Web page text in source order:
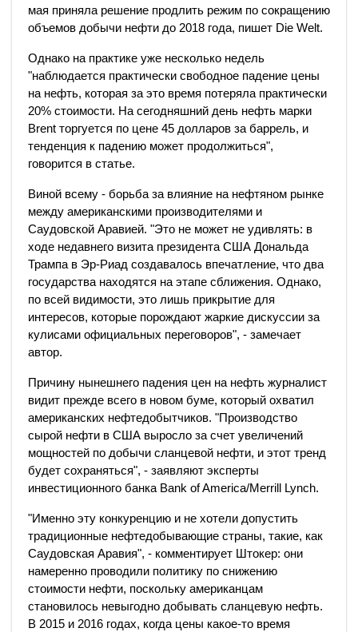
мая приняла решение продлить режим по сокращению
объемов добычи нефти до 2018 года, пишет Die Welt.
Однако на практике уже несколько недель
"наблюдается практически свободное падение цены
на нефть, которая за это время потеряла практически
20% стоимости. На сегодняшний день нефть марки
Brent торгуется по цене 45 долларов за баррель, и
тенденция к падению может продолжиться",
говорится в статье.
Виной всему - борьба за влияние на нефтяном рынке
между американскими производителями и
Саудовской Аравией. "Это не может не удивлять: в
ходе недавнего визита президента США Дональда
Трампа в Эр-Риад создавалось впечатление, что два
государства находятся на этапе сближения. Однако,
по всей видимости, это лишь прикрытие для
интересов, которые порождают жаркие дискуссии за
кулисами официальных переговоров", - замечает
автор.
Причину нынешнего падения цен на нефть журналист
видит прежде всего в новом буме, который охватил
американских нефтедобытчиков. "Производство
сырой нефти в США выросло за счет увеличений
мощностей по добычи сланцевой нефти, и этот тренд
будет сохраняться", - заявляют эксперты
инвестиционного банка Bank of America/Merrill Lynch.
"Именно эту конкуренцию и не хотели допустить
традиционные нефтедобывающие страны, такие, как
Саудовская Аравия", - комментирует Штокер: они
намеренно проводили политику по снижению
стоимости нефти, поскольку американцам
становилось невыгодно добывать сланцевую нефть.
В 2015 и 2016 годах, когда цены какое-то время